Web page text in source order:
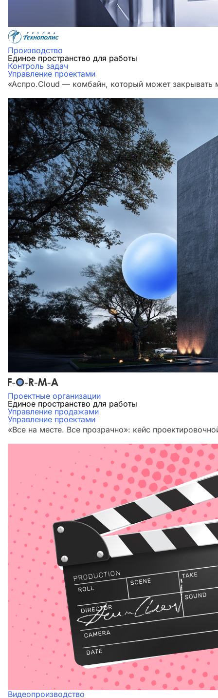
Производство
Единое пространство для работы
Контроль задач
Управление проектами
«Аспро.Cloud — комбайн, который может закрывать
Проектные организации
Единое пространство для работы
Управление продажами
Управление проектами
«Все на месте. Все прозрачно»: кейс
Видеопроизводство